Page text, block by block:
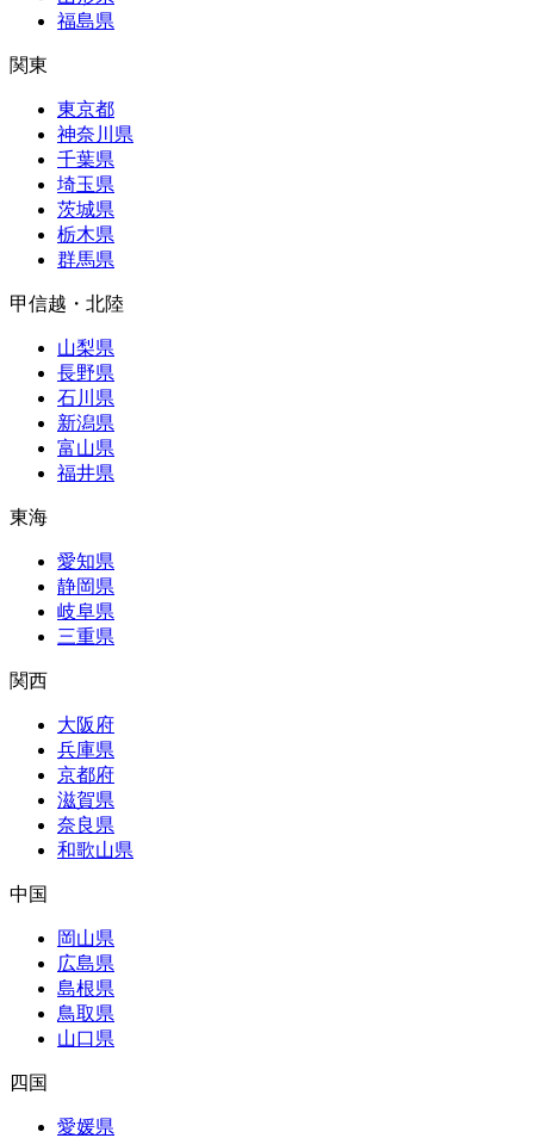
福島県
関東
東京都
神奈川県
千葉県
埼玉県
茨城県
栃木県
群馬県
甲信越・北陸
山梨県
長野県
石川県
新潟県
富山県
福井県
東海
愛知県
静岡県
岐阜県
三重県
関西
大阪府
兵庫県
京都府
滋賀県
奈良県
和歌山県
中国
岡山県
広島県
島根県
鳥取県
山口県
四国
愛媛県